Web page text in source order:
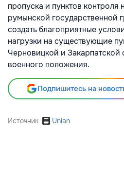
пропуска и пунктов контроля
румынской государственной
создать благоприятные
нагрузки на существующие
Черновицкой и Закарпатской
военного положения.
Подпишитесь на
Источник Unian